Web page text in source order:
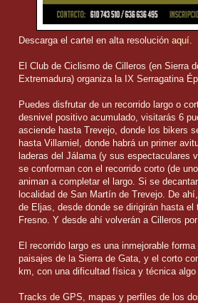
Descarga el cartel en alta resolución aquí
El Club de Ciclismo de Cilleros (en Sierra
Extremadura) organiza la IX Serragatina
Puedes disfrutar de un recorrido largo o
desnivel positivo acumulado, visitarás 6
asciende hasta Trevejo, donde los bikers
hasta Villamiel, donde habrá un primer
laderas del Jálama (y sus espectaculares
se conforman con el recorrido corto (de
animan a completar el largo. Si se
localidad de San Martín de Trevejo. De
de Eljas, desde donde se dirigirán hasta
Fresno. Y desde ahí volverán a Cilleros
El recorrido largo es una inmejorable
paisajes de la Sierra de Gata, y el corto
km, con una dificultad física y técnica algo
Tracks de GPS, mapas y perfiles de los